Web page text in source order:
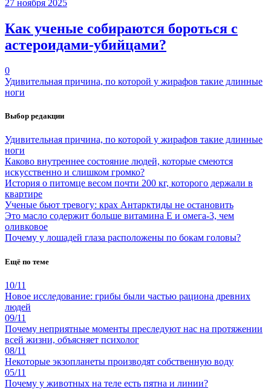
27 ноября 2025
Как ученые собираются бороться с
астероидами-убийцами?
0
Удивительная причина, по которой у жирафов такие длинные
ноги
Выбор редакции
Удивительная причина, по которой у жирафов такие длинные
ноги
Каково внутреннее состояние людей, которые смеются
искусственно и слишком громко?
История о питомце весом почти 200 кг, которого держали в
квартире
Ученые бьют тревогу: крах Антарктиды не остановить
Это масло содержит больше витамина Е и омега-3, чем
оливковое
Почему у лошадей глаза расположены по бокам головы?
Ещё по теме
10/11
Новое исследование: грибы были частью рациона древних
людей
09/11
Почему неприятные моменты преследуют нас на протяжении
всей жизни, объясняет психолог
08/11
Некоторые экзопланеты производят собственную воду
05/11
Почему у животных на теле есть пятна и линии?